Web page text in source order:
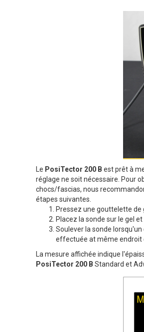
Le PosiTector 200 B est prêt à
réglage ne soit nécessaire. Pour
chocs/fascias, nous
étapes suivantes.
Pressez une gouttelette de
Placez la sonde sur le gel
Soulever la sonde
effectuée at même endroit
La mesure affichée indique
PosiTector 200 B Standard et